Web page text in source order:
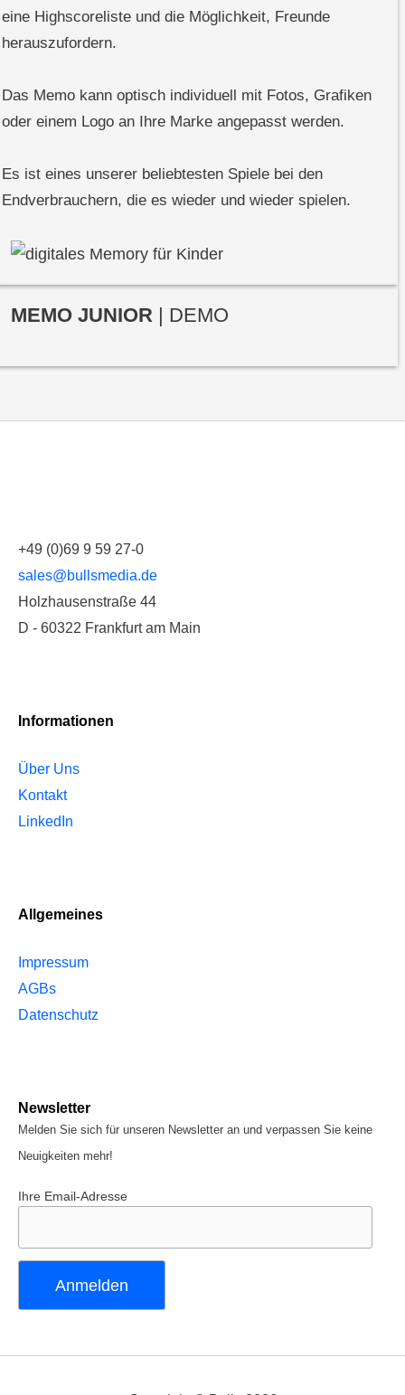
eine Highscoreliste und die Möglichkeit, Freunde
herauszufordern.
Das Memo kann optisch individuell mit Fotos, Grafiken
oder einem Logo an Ihre Marke angepasst werden.
Es ist eines unserer beliebtesten Spiele bei den
Endverbrauchern, die es wieder und wieder spielen.
MEMO JUNIOR | DEMO
+49 (0)69 9 59 27-0
sales@bullsmedia.de
Holzhausenstraße 44
D - 60322 Frankfurt am Main
Informationen
Über Uns
Kontakt
LinkedIn
Allgemeines
Impressum
AGBs
Datenschutz
Newsletter
Melden Sie sich für unseren Newsletter an und verpassen Sie keine
Neuigkeiten mehr!
Ihre Email-Adresse